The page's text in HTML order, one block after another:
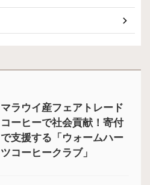
マラウイ産フェアトレード
コーヒーで社会貢献！寄付
で支援する「ウォームハー
ツコーヒークラブ」